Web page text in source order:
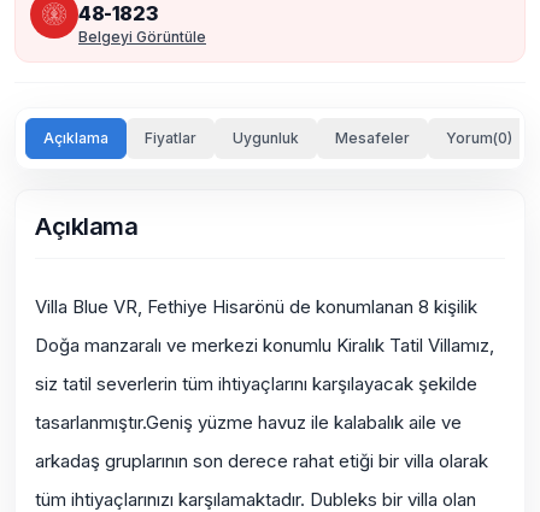
48-1823
Belgeyi Görüntüle
Açıklama Fiyatlar Uygunluk Mesafeler Yorum(0)
Açıklama
Villa Blue VR, Fethiye Hisarönü de konumlanan 8 kişilik
Doğa manzaralı ve merkezi konumlu Kiralık Tatil Villamız,
siz tatil severlerin tüm ihtiyaçlarını karşılayacak şekilde
tasarlanmıştır.Geniş yüzme havuz ile kalabalık aile ve
arkadaş gruplarının son derece rahat etiği bir villa olarak
tüm ihtiyaçlarınızı karşılamaktadır. Dubleks bir villa olan